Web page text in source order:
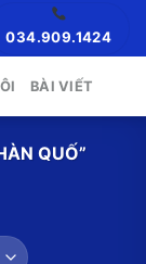
034.909.1424
BÀI VIẾT
QUỐ”